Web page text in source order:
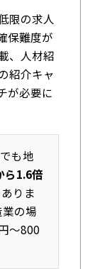
限の求人
保難度が
、人材紹
紹介キャ
が必要に
も地
ら1.6倍
りま
の場
〜800